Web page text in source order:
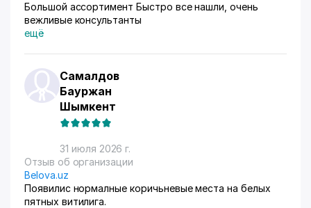
Большой ассортимент Быстро все нашли, очень
вежливые консультанты
ещё
Самалдов
Бауржан
Шымкент
31 июля 2026 г.
Отзыв об организации
Belova.uz
Появилис нормалные коричьневые места на белых
пятных витилига.